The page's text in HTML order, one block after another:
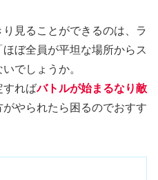
見ることができるのは、ラ
ぼ全員が平坦な場所からス
でしょうか。
すればバトルが始まるなり敵
がやられたら困るのでおすす